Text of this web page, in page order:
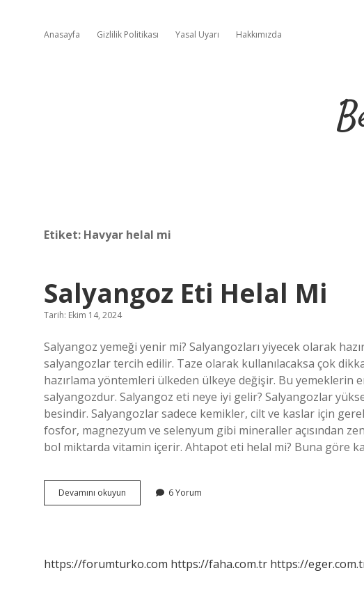
Anasayfa Gizlilik Politikası Yasal Uyarı Hakkımızda
Etiket: Havyar helal mi
Salyangoz Eti Helal Mi
Tarih: Ekim 14, 2024
Salyangoz yemeği yenir mi? Salyangozları yiyecek olarak
salyangozlar tercih edilir. Taze olarak kullanılacaksa çok
hazırlama yöntemleri ülkeden ülkeye değişir. Bu yemeklerin
salyangozdur. Salyangoz eti neye iyi gelir? Salyangozlar
besindir. Salyangozlar sadece kemikler, cilt ve kaslar için
fosfor, magnezyum ve selenyum gibi mineraller açısından
bol miktarda vitamin içerir. Ahtapot eti helal mi? Buna göre
Devamını okuyun Salyangoz
Eti
6 Yorum
https://forumturko.com https://faha.com.tr https://